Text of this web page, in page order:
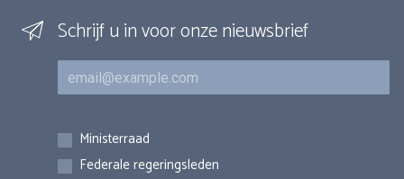
Schrijf u in voor onze nieuwsbrief
E-mail
Inschrijvingen
Ministerraad
Federale regeringsleden